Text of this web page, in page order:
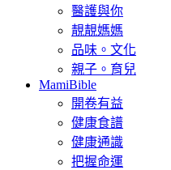
醫護與你
靚靚媽媽
品味。文化
親子。育兒
MamiBible
開卷有益
健康食譜
健康通識
把握命運